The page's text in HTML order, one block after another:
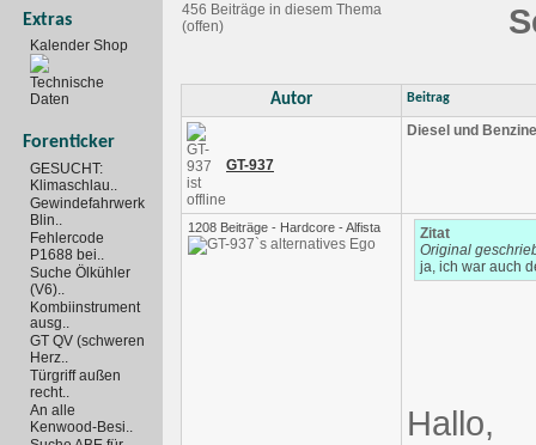
Extras
Kalender Shop
Technische
Daten
Forenticker
GESUCHT:
Klimaschlau..
Gewindefahrwerk
Blin..
Fehlercode
P1688 bei..
Suche Ölkühler
(V6)..
Kombiinstrument
ausg..
GT QV (schweren
Herz..
Türgriff außen
recht..
An alle
Kenwood-Besi..
456 Beiträge in diesem Thema
(offen)
Autor Beitrag
GT-937
Diesel und
1208 Beiträge - Hardcore - Alfista
Zitat
Original
ja, ich war auch
Hallo,